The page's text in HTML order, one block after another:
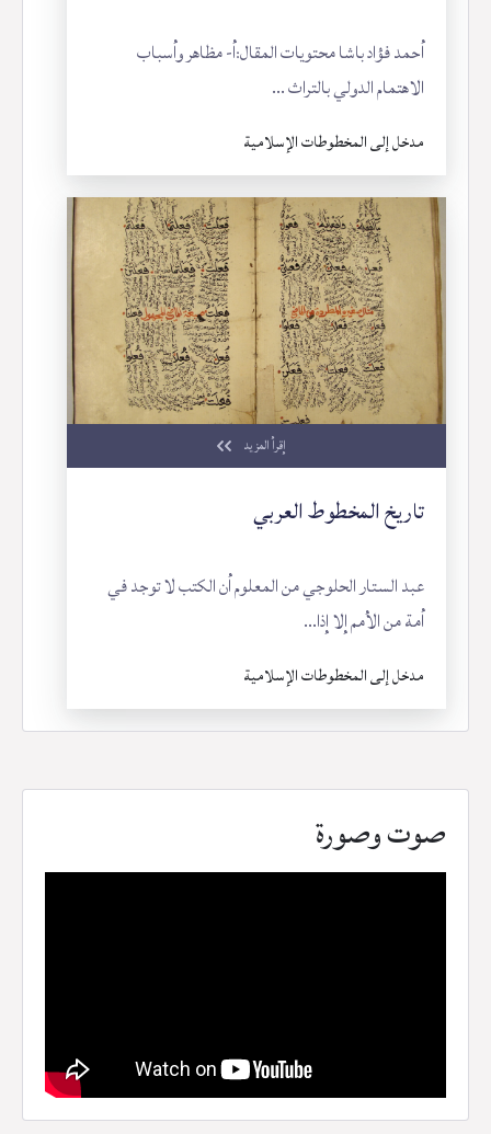
أحمد فؤاد باشا محتويات المقال:أ- مظاهر وأسباب
الاهتمام الدولي بالتراث ...
مدخل إلى المخطوطات الإسلامية
إقرأ المزيد
تاريخ المخطوط العربي
عبد الستار الحلوجي من المعلوم أن الكتب لا توجد في
أمة من الأمم إلا إذا...
مدخل إلى المخطوطات الإسلامية
صوت وصورة